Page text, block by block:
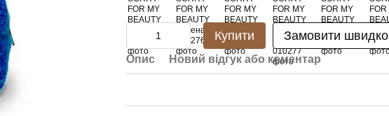
Купити Замовити швидко
Опис Новий відгук або коментар